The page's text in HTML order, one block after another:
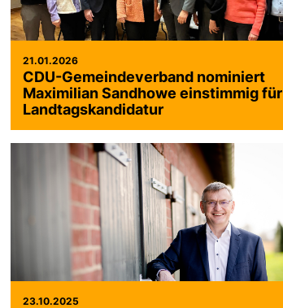
21.01.2026
CDU-Gemeindeverband nominiert
Maximilian Sandhowe einstimmig für
Landtagskandidatur
23.10.2025